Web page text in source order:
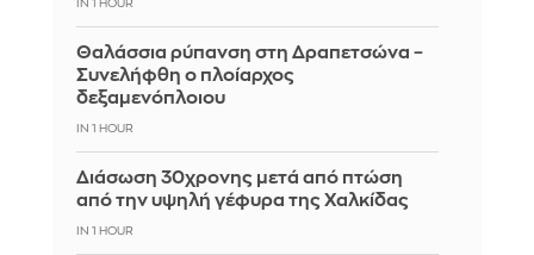
IN 1 HOUR
Θαλάσσια ρύπανση στη Δραπετσώνα –
Συνελήφθη ο πλοίαρχος
δεξαμενόπλοιου
IN 1 HOUR
Διάσωση 30χρονης μετά από πτώση
από την υψηλή γέφυρα της Χαλκίδας
IN 1 HOUR